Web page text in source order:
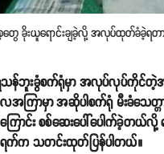
ေ ခိုးယူရောင်းချခဲ့လို့ အလုပ်ထုတ်ခံခဲ့ရတာ
သန်ဘူးခွံစက်ရုံမှာ အလုပ်လုပ်ကိုင်တဲ့
ကြာမှာ အဆိုပါစက်ရုံ မီးခံသေတ္
ောင်း စစ်ဆေးပေါ်ပေါက်ခဲ့တယ်
က်က သတင်းထုတ်ပြန်ပါတယ်။